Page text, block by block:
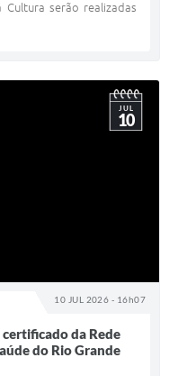
serão realizadas
10 JUL 2026 - 16h07
JUL
10
certificado da Rede
do Rio Grande